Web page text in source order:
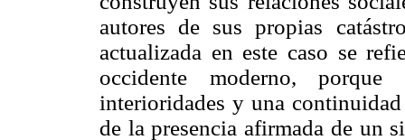
autores de sus propias
actualizada en este caso se
occidente moderno,
interioridades y una
de la presencia afirmada de un